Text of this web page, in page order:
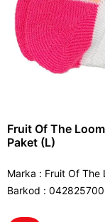
Fruit Of The
Paket (L)
Marka : Fruit Of The
Barkod :